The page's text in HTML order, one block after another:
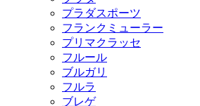
プラダスポーツ
フランクミューラー
プリマクラッセ
フルール
ブルガリ
フルラ
ブレゲ